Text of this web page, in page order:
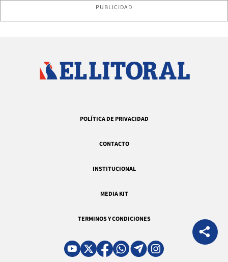
PUBLICIDAD
POLÍTICA DE PRIVACIDAD
CONTACTO
INSTITUCIONAL
MEDIA KIT
TERMINOS Y CONDICIONES